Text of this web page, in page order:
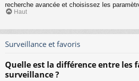
recherche avancée et choisissez les
Haut
Surveillance et favoris
Quelle est la différence entre les
surveillance ?